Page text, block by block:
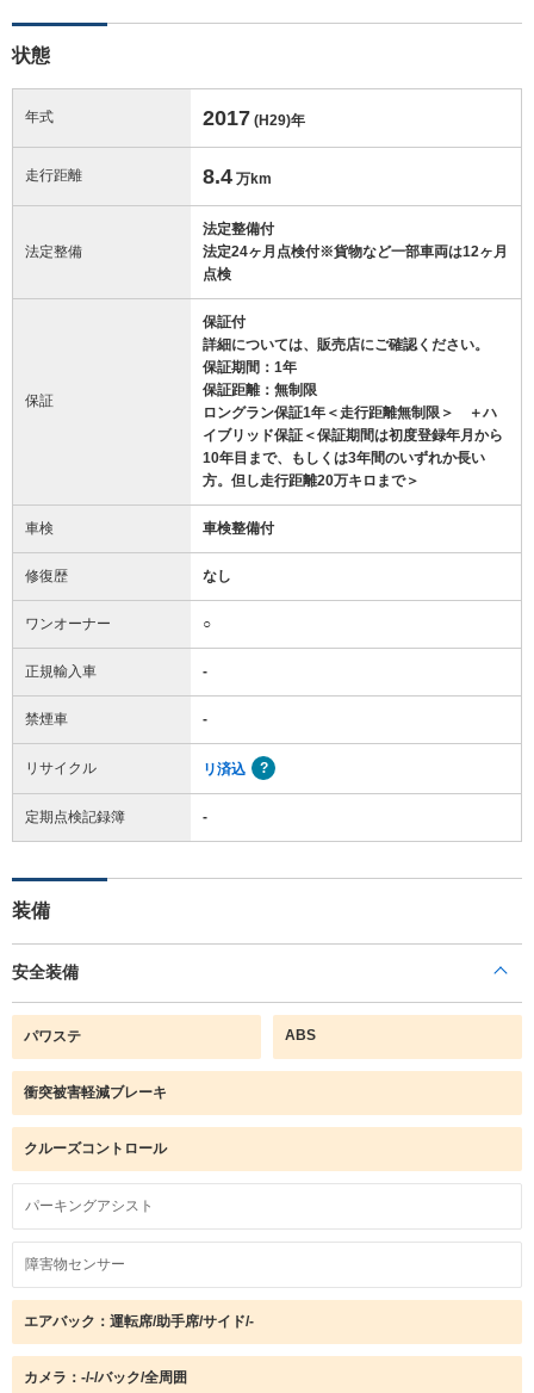
状態
年式 2017 (H29)年
走行距離 8.4 万km
法定整備
法定整備付
法定24ヶ月点検付※貨物など一部車両は12ヶ月
点検
保証
保証付
詳細については、販売店にご確認ください。
保証期間：1年
保証距離：無制限
ロングラン保証1年＜走行距離無制限＞ ＋ハ
イブリッド保証＜保証期間は初度登録年月から
10年目まで、もしくは3年間のいずれか長い
方。但し走行距離20万キロまで＞
車検 車検整備付
修復歴 なし
ワンオーナー ○
正規輸入車 -
禁煙車 -
リサイクル リ済込
定期点検記録簿 -
装備
安全装備
パワステ ABS
衝突被害軽減ブレーキ
クルーズコントロール
パーキングアシスト
障害物センサー
エアバック：運転席/助手席/サイド/-
カメラ：-/-/バック/全周囲